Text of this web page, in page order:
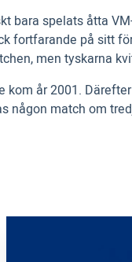
bara spelats åtta
fortfarande på
men tyskarna
år 2001.
någon match om